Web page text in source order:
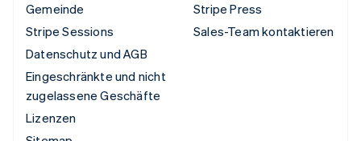
Gemeinde
Stripe Sessions
Datenschutz und AGB
Eingeschränkte und nicht
zugelassene Geschäfte
Lizenzen
Stripe Press
Sales-Team kontaktieren